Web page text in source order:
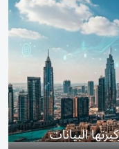
البيانات